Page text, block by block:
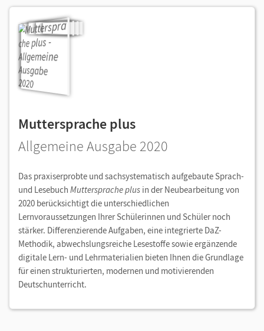
Muttersprache plus
Allgemeine Ausgabe 2020
Das praxiserprobte und sachsystematisch aufgebaute Sprach-
und Lesebuch Muttersprache plus in der Neubearbeitung von
2020 berücksichtigt die unterschiedlichen
Lernvoraussetzungen Ihrer Schülerinnen und Schüler noch
stärker. Differenzierende Aufgaben, eine integrierte DaZ-
Methodik, abwechslungsreiche Lesestoffe sowie ergänzende
digitale Lern- und Lehrmaterialien bieten Ihnen die Grundlage
für einen strukturierten, modernen und motivierenden
Deutschunterricht.